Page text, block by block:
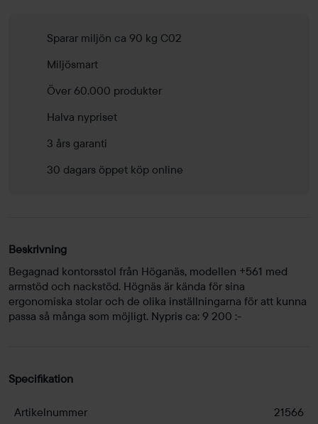
Sparar miljön ca 90 kg C02
Miljösmart
Över 60.000 produkter
Halva nypriset
3 års garanti
30 dagars öppet köp online
Beskrivning
Begagnad kontorsstol från Höganäs, modellen +561 med
armstöd och nackstöd. Högnäs är kända för sina
ergonomiska stolar och de olika inställningarna för att kunna
passa så många som möjligt. Nypris ca: 9 200 :-
Specifikation
Artikelnummer
21566